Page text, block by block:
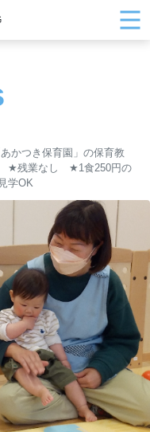
かつき保育園」の保育教
★残業なし ★1食250円の
学OK